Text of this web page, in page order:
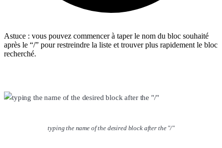
Astuce : vous pouvez commencer à taper le nom du bloc souhaité
après le “/” pour restreindre la liste et trouver plus rapidement le bloc
recherché.
typing the name of the desired block after the "/"